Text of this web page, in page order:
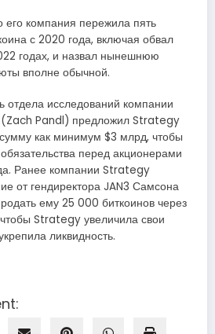
компания пережила пять
с 2020 года, включая обвал
годах, и назвал нынешнюю
вполне обычной.
отдела исследований компании
Pandl) предложил Strategy
как минимум $3 млрд, чтобы
перед акционерами
Ранее компании Strategy
от гендиректора JAN3 Самсона
ему 25 000 биткоинов через
Strategy увеличила свои
ликвидность.